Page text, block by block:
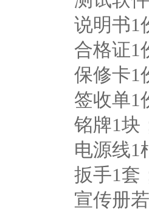
说明书1
合格证1
保修卡1
签收单1
铭牌1块
电源线1
扳手1套
宣传册